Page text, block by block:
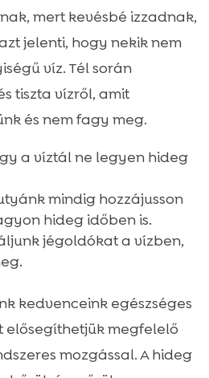
mert kevésbé izzadnak,
jelenti, hogy nekik nem
víz. Tél során
tiszta vízről, amit
és nem fagy meg.
a víztál ne legyen hideg
mindig hozzájusson
hideg időben is.
jégoldókat a vízben,
kedvenceink egészséges
elősegíthetjük megfelelő
mozgással. A hideg